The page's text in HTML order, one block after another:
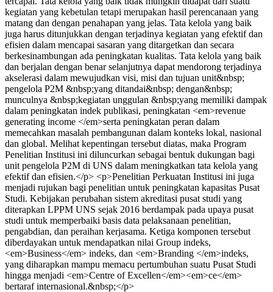
kegiatan yang kebetulan tetapi merupakan hasil perencanaan yang
matang dan dengan penahapan yang jelas. Tata kelola yang baik
juga harus ditunjukkan dengan terjadinya kegiatan yang efektif dan
efisien dalam mencapai sasaran yang ditargetkan dan secara
berkesinambungan ada peningkatan kualitas. Tata kelola yang baik
dan berjalan dengan benar selanjutnya dapat mendorong terjadinya
akselerasi dalam mewujudkan visi, misi dan tujuan unit&nbsp;
pengelola P2M &nbsp;yang ditandai&nbsp; dengan&nbsp;
munculnya &nbsp;kegiatan unggulan &nbsp;yang memiliki dampak
dalam peningkatan indek publikasi, peningkatan <em>revenue
generating income </em>serta peningkatan peran dalam
memecahkan masalah pembangunan dalam konteks lokal, nasional
dan global. Melihat kepentingan tersebut diatas, maka Program
Penelitian Institusi ini diluncurkan sebagai bentuk dukungan bagi
unit pengelola P2M di UNS dalam meningkatkan tata kelola yang
efektif dan efisien.</p> <p>Penelitian Perkuatan Institusi ini juga
menjadi rujukan bagi penelitian untuk peningkatan kapasitas Pusat
Studi. Kebijakan perubahan sistem akreditasi pusat studi yang
diterapkan LPPM UNS sejak 2016 berdampak pada upaya pusat
studi untuk memperbaiki basis data pelaksanaan penelitian,
pengabdian, dan peraihan kerjasama. Ketiga komponen tersebut
diberdayakan untuk mendapatkan nilai Group indeks,
<em>Business</em> indeks, dan <em>Branding </em>indeks,
yang diharapkan mampu memacu pertumbuhan suatu Pusat Studi
hingga menjadi <em>Centre of Excellen</em><em>ce</em>
bertaraf internasional.&nbsp;</p>